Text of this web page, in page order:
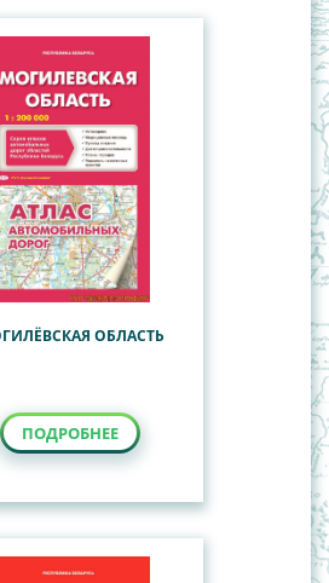
обзорно-
карты
карты Республики
карты
ОБЛАСТЬ
ПОДРОБНЕЕ